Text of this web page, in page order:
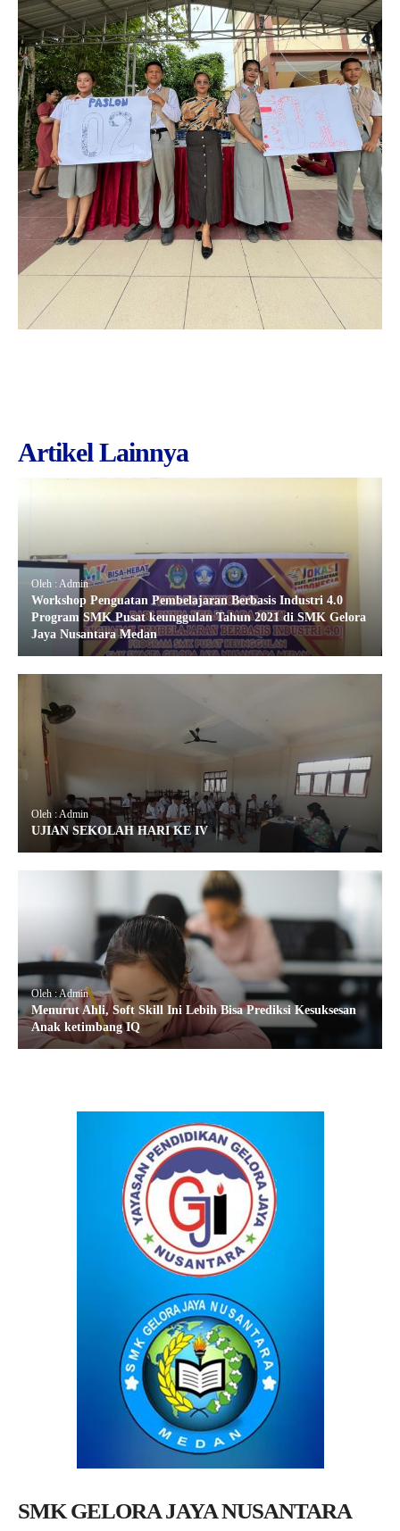
Artikel Lainnya
Oleh : Admin
Workshop Penguatan Pembelajaran Berbasis Industri 4.0
Program SMK Pusat keunggulan Tahun 2021 di SMK Gelora
Jaya Nusantara Medan
Oleh : Admin
UJIAN SEKOLAH HARI KE IV
Oleh : Admin
Menurut Ahli, Soft Skill Ini Lebih Bisa Prediksi Kesuksesan
Anak ketimbang IQ
SMK GELORA JAYA NUSANTARA